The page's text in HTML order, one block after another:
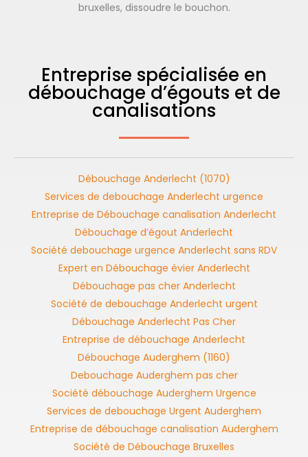
bruxelles, dissoudre le bouchon.
Entreprise spécialisée en
débouchage d’égouts et de
canalisations
Débouchage Anderlecht (1070)
Services de debouchage Anderlecht urgence
Entreprise de Débouchage canalisation Anderlecht
Débouchage d’égout Anderlecht
Société debouchage urgence Anderlecht sans RDV
Expert en Débouchage évier Anderlecht
Débouchage pas cher Anderlecht
Société de debouchage Anderlecht urgent
Débouchage Anderlecht Pas Cher
Entreprise de débouchage Anderlecht
Débouchage Auderghem (1160)
Debouchage Auderghem pas cher
Société débouchage Auderghem Urgence
Services de debouchage Urgent Auderghem
Entreprise de débouchage canalisation Auderghem
Société de Débouchage Bruxelles